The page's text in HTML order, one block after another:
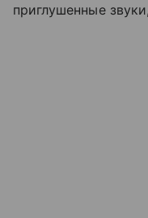
приглушенные